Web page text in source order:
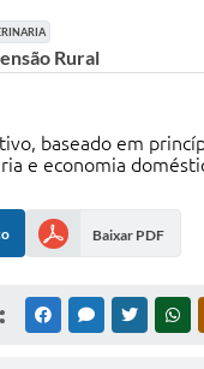
Rural
baseado em
e economia
Baixar PDF
FACEBOOKMESSENGER
TWITTER